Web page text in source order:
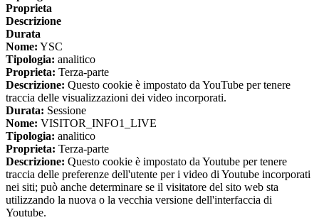
Proprieta
Descrizione
Durata
Nome: YSC
Tipologia: analitico
Proprieta: Terza-parte
Descrizione: Questo cookie è impostato da YouTube per tenere
traccia delle visualizzazioni dei video incorporati.
Durata: Sessione
Nome: VISITOR_INFO1_LIVE
Tipologia: analitico
Proprieta: Terza-parte
Descrizione: Questo cookie è impostato da Youtube per tenere
traccia delle preferenze dell'utente per i video di Youtube incorporati
nei siti; può anche determinare se il visitatore del sito web sta
utilizzando la nuova o la vecchia versione dell'interfaccia di
Youtube.